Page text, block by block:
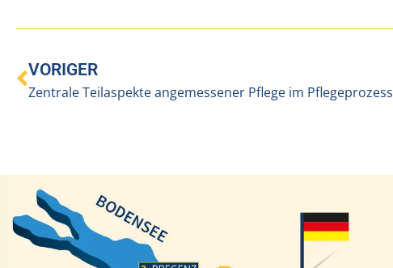
VORIGER
Zentrale Teilaspekte angemessener Pflege im Pflegeprozess